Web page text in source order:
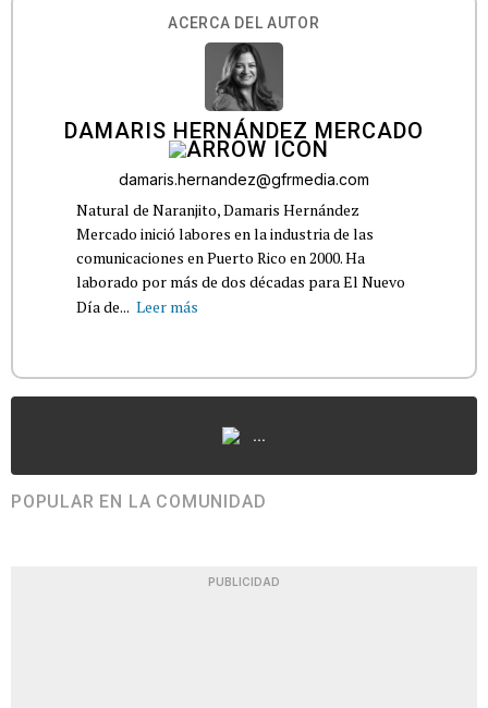
ACERCA DEL AUTOR
DAMARIS HERNÁNDEZ MERCADO
damaris.hernandez@gfrmedia.com
Natural de Naranjito, Damaris Hernández
Mercado inició labores en la industria de las
comunicaciones en Puerto Rico en 2000. Ha
laborado por más de dos décadas para El Nuevo
Día de... Leer más
...
POPULAR EN LA COMUNIDAD
PUBLICIDAD